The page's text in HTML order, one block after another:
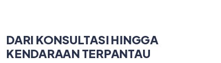
DARI KONSULTASI HINGGA
KENDARAAN TERPANTAU